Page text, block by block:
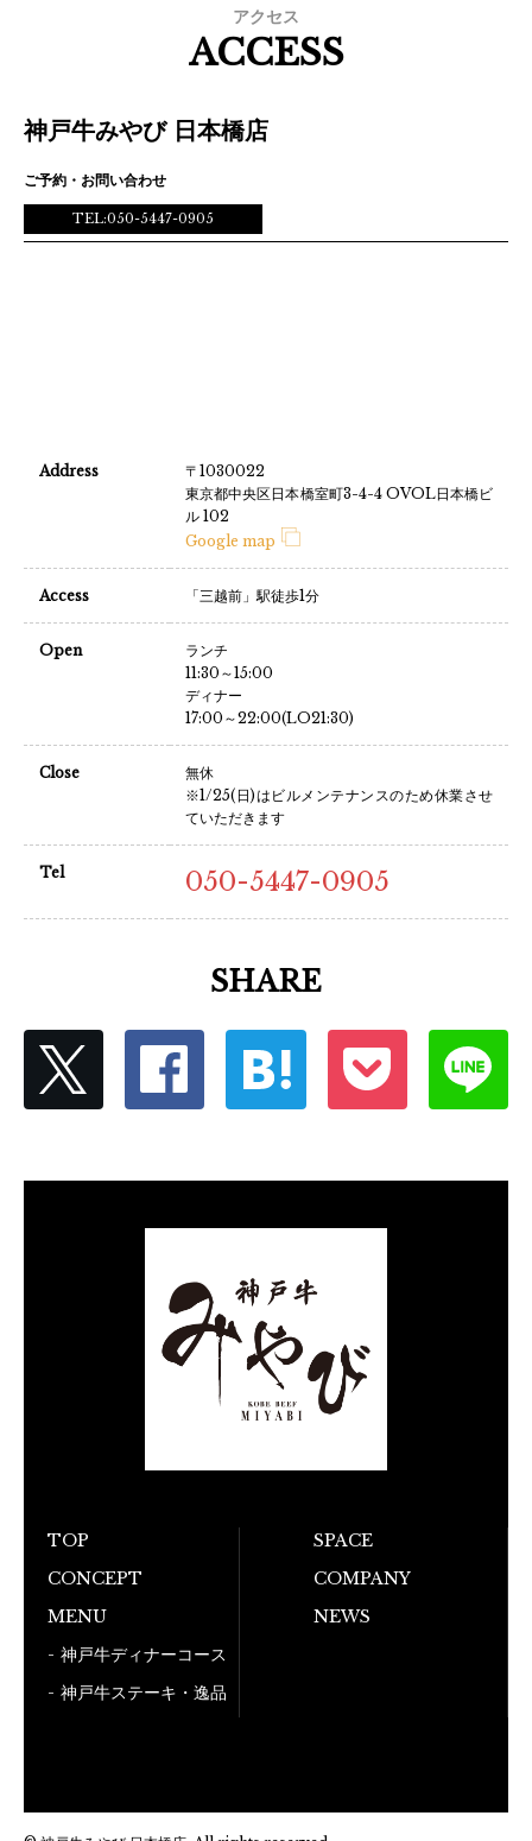
アクセス
ACCESS
神戸牛みやび 日本橋店
ご予約・お問い合わせ
TEL:050-5447-0905
Address
〒1030022
東京都中央区日本橋室町3-4-4 OVOL日本橋ビ
ル 102
Google map
Access 「三越前」駅徒歩1分
Open
ランチ
11:30～15:00
ディナー
17:00～22:00(LO21:30)
Close
無休
※1/25(日)はビルメンテナンスのため休業させ
ていただきます
Tel 050-5447-0905
SHARE
TOP
CONCEPT
MENU
神戸牛ディナーコース
神戸牛ステーキ・逸品
SPACE
COMPANY
NEWS
お電話でのご予